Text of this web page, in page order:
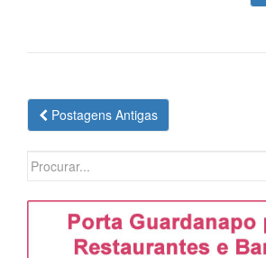
Navegação
das
Postagens
Postagens Antigas
Search